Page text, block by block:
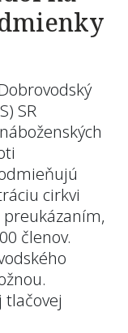
SR
cirkvi
členov.